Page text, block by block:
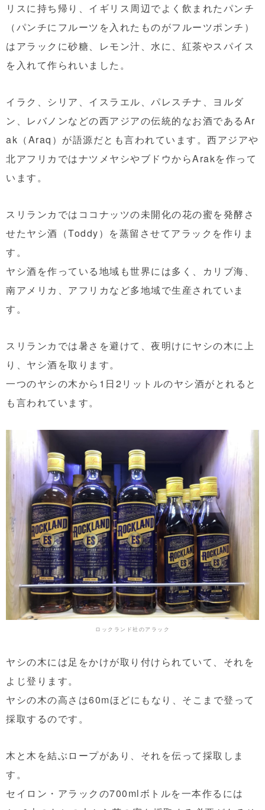
リスに持ち帰り、イギリス周辺でよく飲まれたパンチ
（パンチにフルーツを入れたものがフルーツポンチ）
はアラックに砂糖、レモン汁、水に、紅茶やスパイス
を入れて作られいました。
イラク、シリア、イスラエル、パレスチナ、ヨルダ
ン、レバノンなどの西アジアの伝統的なお酒であるAr
ak（Araq）が語源だとも言われています。西アジアや
北アフリカではナツメヤシやブドウからArakを作って
います。
スリランカではココナッツの未開化の花の蜜を発酵さ
せたヤシ酒（Toddy）を蒸留させてアラックを作りま
す。
ヤシ酒を作っている地域も世界には多く、カリブ海、
南アメリカ、アフリカなど多地域で生産されていま
す。
スリランカでは暑さを避けて、夜明けにヤシの木に上
り、ヤシ酒を取ります。
一つのヤシの木から1日2リットルのヤシ酒がとれると
も言われています。
ロックランド社のアラック
ヤシの木には足をかけが取り付けられていて、それを
よじ登ります。
ヤシの木の高さは60mほどにもなり、そこまで登って
採取するのです。
木と木を結ぶロープがあり、それを伝って採取しま
す。
セイロン・アラックの700mlボトルを一本作るには